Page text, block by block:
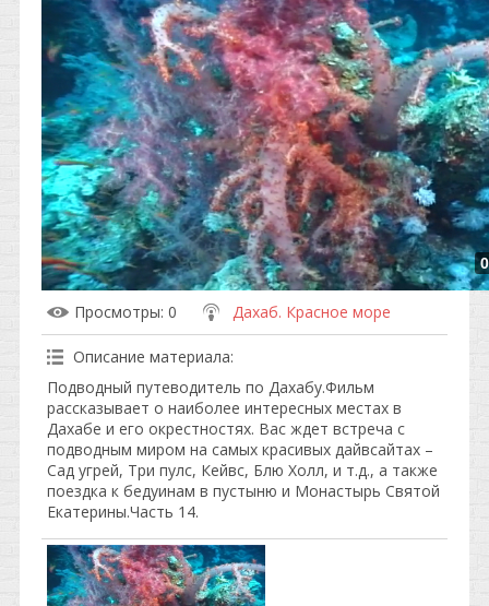
Просмотры: 0 Дахаб. Красное море
Описание материала:
Подводный путеводитель по Дахабу.Фильм
рассказывает о наиболее интересных местах в
Дахабе и его окрестностях. Вас ждет встреча с
подводным миром на самых красивых дайвсайтах –
Сад угрей, Три пулс, Кейвс, Блю Холл, и т.д., а также
поездка к бедуинам в пустыню и Монастырь Святой
Екатерины.Часть 14.